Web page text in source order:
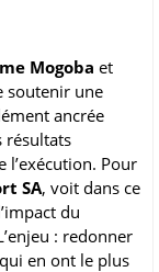
Mogoba et
soutenir une
ancrée
résultats
l’exécution. Pour
SA, voit dans ce
du
: redonner
en ont le plus